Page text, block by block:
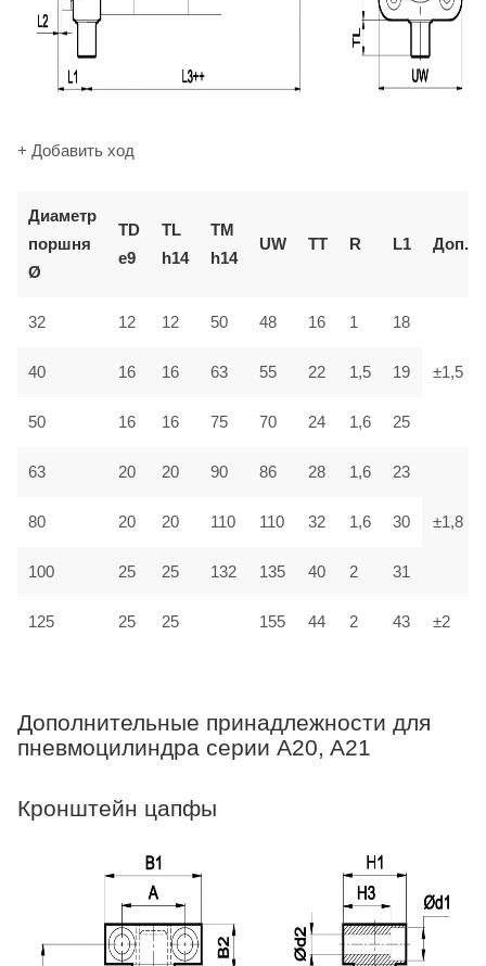
+ Добавить ход
Диаметр
поршня
Ø
TD
e9
TL
h14
TM
h14
UW TT R L1 Доп.
32 12 12 50 48 16 1 18
±1,5
40 16 16 63 55 22 1,5 19
50 16 16 75 70 24 1,6 25
63 20 20 90 86 28 1,6 23
±1,8
80 20 20 110 110 32 1,6 30
100 25 25 132 135 40 2 31
125 25 25 155 44 2 43 ±2
Дополнительные принадлежности для
пневмоцилиндра серии A20, A21
Кронштейн цапфы